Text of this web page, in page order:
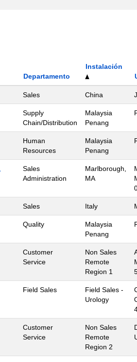
Departamento
Instalación
Sales China
Supply
Chain/Distribution
Malaysia
Penang
Human
Resources
Malaysia
Penang
Sales
Administration
Marlborough,
MA
Sales Italy
Quality
Malaysia
Penang
Customer
Service
Non Sales
Remote
Region 1
Field Sales
Field Sales -
Urology
Customer
Service
Non Sales
Remote
Region 2